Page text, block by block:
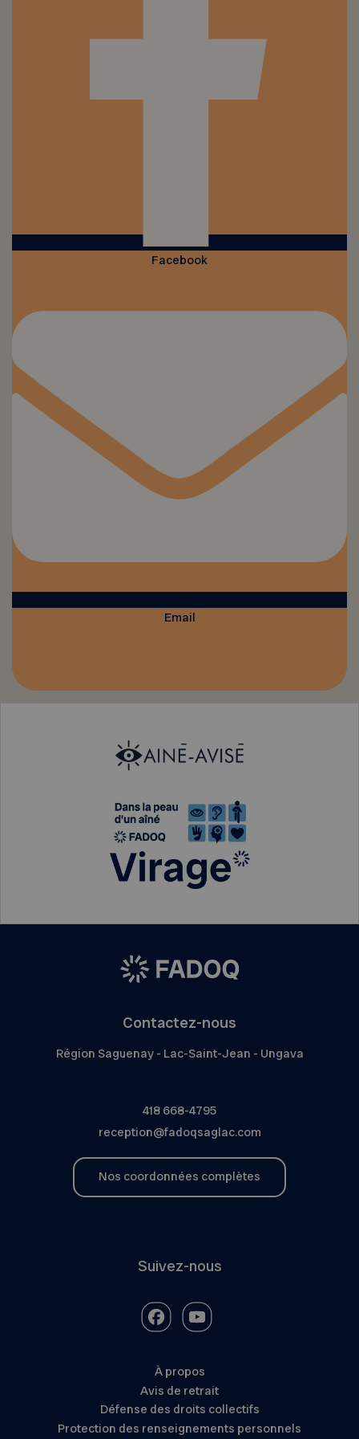
Facebook
Email
Contactez-nous
Région Saguenay - Lac-Saint-Jean - Ungava
418 668-4795
reception@fadoqsaglac.com
Nos coordonnées complètes
Suivez-nous
À propos
Avis de retrait
Défense des droits collectifs
Protection des renseignements personnels